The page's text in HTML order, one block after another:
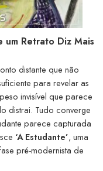
Retrato Diz Mais
distante que não
para revelar as
invisível que parece
distrai. Tudo converge
parece capturada
‘A Estudante’, uma
pré-modernista de